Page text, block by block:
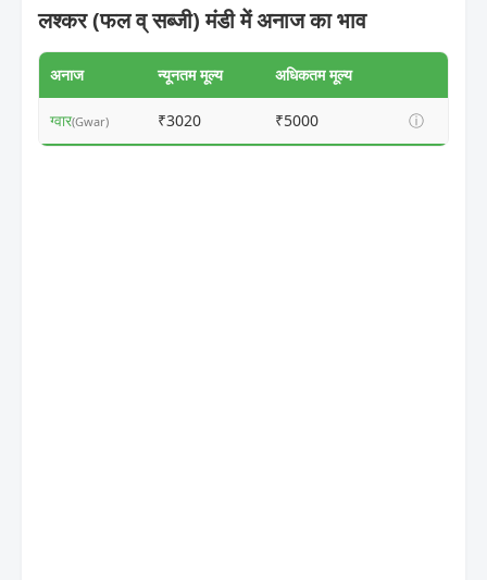
लश्कर (फल व् सब्जी) मंडी में अनाज का भाव
अनाज न्यूनतम मूल्य अधिकतम मूल्य
ग्वार(Gwar) ₹3020 ₹5000 ⓘ